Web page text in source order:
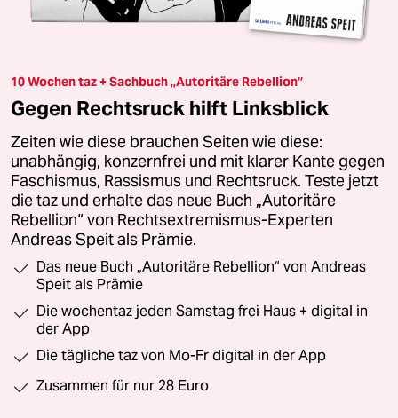
10 Wochen taz + Sachbuch „Autoritäre Rebellion“
Gegen Rechtsruck hilft Linksblick
Zeiten wie diese brauchen Seiten wie diese:
unabhängig, konzernfrei und mit klarer Kante gegen
Faschismus, Rassismus und Rechtsruck. Teste jetzt
die taz und erhalte das neue Buch „Autoritäre
Rebellion“ von Rechtsextremismus-Experten
Andreas Speit als Prämie.
Das neue Buch „Autoritäre Rebellion“ von Andreas
Speit als Prämie
Die wochentaz jeden Samstag frei Haus + digital in
der App
Die tägliche taz von Mo-Fr digital in der App
Zusammen für nur 28 Euro